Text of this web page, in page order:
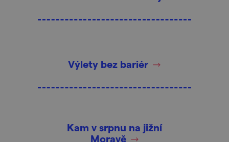
Výlety bez bariér
Kam v srpnu na jižní
Moravě